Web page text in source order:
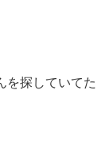
を探していてた